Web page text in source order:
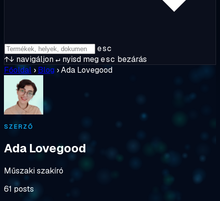
esc
↑↓ navigáljon↵ nyisd megesc bezárás
Főoldal › Blog ›Ada Lovegood
SZERZŐ
Ada Lovegood
Műszaki szakíró
61 posts